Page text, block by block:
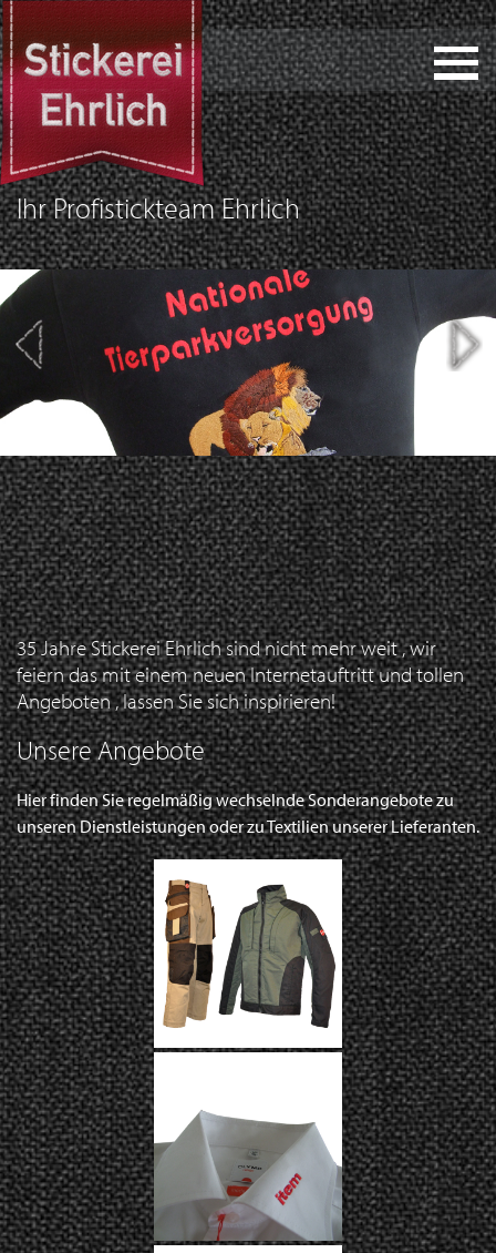
Ihr Profistickteam Ehrlich
35 Jahre Stickerei Ehrlich sind nicht mehr weit , wir
feiern das mit einem neuen Internetauftritt und tollen
Angeboten , lassen Sie sich inspirieren!
Unsere Angebote
Hier finden Sie regelmäßig wechselnde Sonderangebote zu
unseren Dienstleistungen oder zu Textilien unserer Lieferanten.